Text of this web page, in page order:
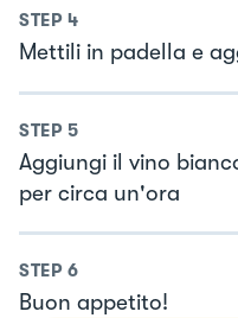
STEP 4
Mettili in padella e
STEP 5
Aggiungi il vino
per circa un'ora
STEP 6
Buon appetito!